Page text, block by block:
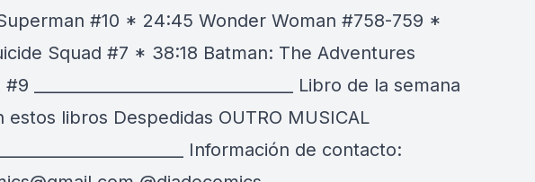
#10 * 24:45 Wonder Woman #758-759 *
Squad #7 * 38:18 Batman: The Adventures
________________________________ Libro de la semana
estos libros Despedidas OUTRO MUSICAL
Información de contacto: